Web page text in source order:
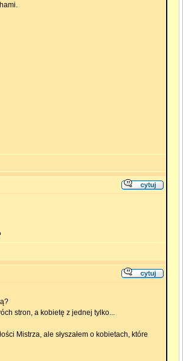
stron, a kobietę z jednej tylko...
Mistrza, ale słyszałem o kobietach, które